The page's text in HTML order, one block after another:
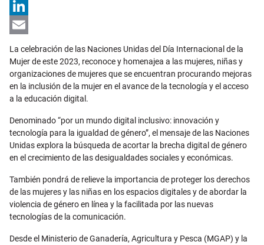
X
LinkedIn
La celebración de las Naciones Unidas del Día Internacional de la
Mujer de este 2023, reconoce y homenajea a las mujeres, niñas y
organizaciones de mujeres que se encuentran procurando mejoras
en la inclusión de la mujer en el avance de la tecnología y el acceso
a la educación digital.
Denominado “por un mundo digital inclusivo: innovación y
tecnología para la igualdad de género”, el mensaje de las Naciones
Unidas explora la búsqueda de acortar la brecha digital de género
en el crecimiento de las desigualdades sociales y económicas.
También pondrá de relieve la importancia de proteger los derechos
de las mujeres y las niñas en los espacios digitales y de abordar la
violencia de género en línea y la facilitada por las nuevas
tecnologías de la comunicación.
Desde el Ministerio de Ganadería, Agricultura y Pesca (MGAP) y la